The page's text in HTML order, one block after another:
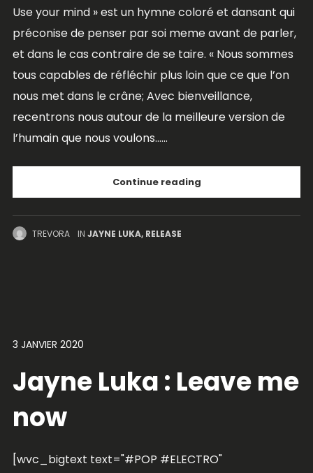
Use your mind » est un hymne coloré et dansant qui
préconise de penser par soi meme avant de parler,
et dans le cas contraire de se taire. « Nous sommes
tous capables de réfléchir plus loin que ce que l’on
nous met dans le crâne; Avec bienveillance,
recentrons nous autour de la meilleure version de
l’humain que nous voulons......
Continue reading
TREVORA IN JAYNE LUKA, RELEASE
3 JANVIER 2020
Jayne Luka : Leave me
now
[wvc_bigtext text="#POP #ELECTRO"